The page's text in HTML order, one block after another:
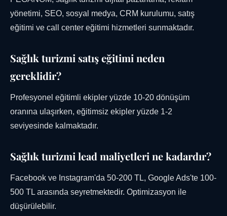
yönetimi, SEO, sosyal medya, CRM kurulumu, satış
eğitimi ve call center eğitimi hizmetleri sunmaktadır.
Sağlık turizmi satış eğitimi neden
gereklidir?
Profesyonel eğitimli ekipler yüzde 10-20 dönüşüm
oranına ulaşırken, eğitimsiz ekipler yüzde 1-2
seviyesinde kalmaktadır.
Sağlık turizmi lead maliyetleri ne kadardır?
Facebook ve Instagram'da 50-200 TL, Google Ads'te 100-
500 TL arasında seyretmektedir. Optimizasyon ile
düşürülebilir.